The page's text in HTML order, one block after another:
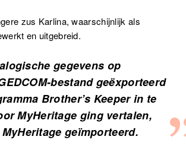
zus Karlina, waarschijnlijk als
en uitgebreid.
gegevens op
bestand geëxporteerd
Brother’s Keeper in te
MyHeritage ging vertalen,
geïmporteerd.